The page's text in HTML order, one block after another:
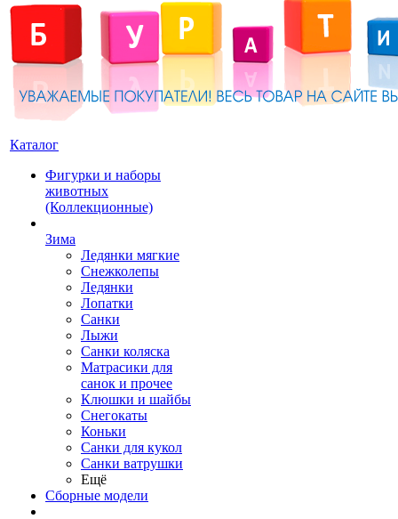
Каталог
Фигурки и наборы
животных
(Коллекционные)
Зима
Ледянки мягкие
Снежколепы
Ледянки
Лопатки
Санки
Лыжи
Санки коляска
Матрасики для
санок и прочее
Клюшки и шайбы
Снегокаты
Коньки
Санки для кукол
Санки ватрушки
Ещё
Сборные модели